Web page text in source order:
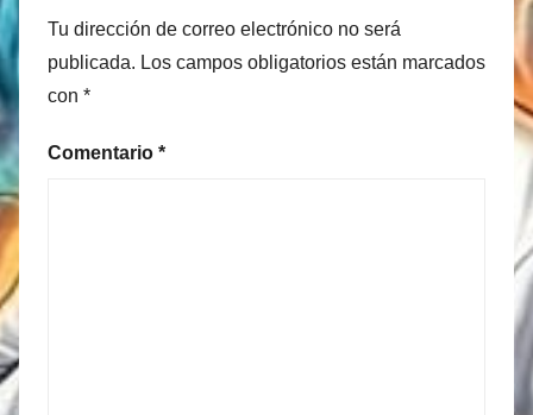
Tu dirección de correo electrónico no será
publicada. Los campos obligatorios están marcados
con *
Comentario *